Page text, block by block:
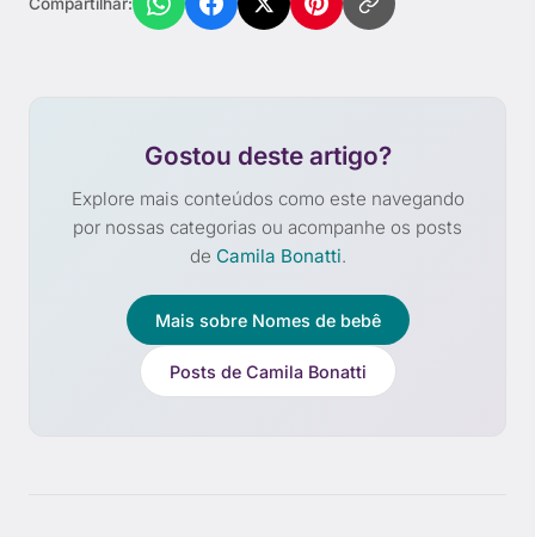
Gostou deste artigo?
Explore mais conteúdos como este navegando
por nossas categorias ou acompanhe os posts
de Camila Bonatti.
Mais sobre Nomes de bebê
Posts de Camila Bonatti